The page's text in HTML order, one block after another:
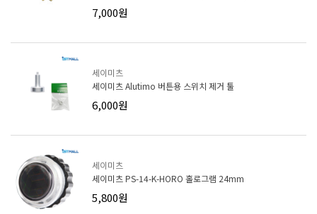
7,000원
세이미츠
세이미츠 Alutimo 버튼용 스위치 제거 툴
6,000원
세이미츠
세이미츠 PS-14-K-HORO 홀로그램 24mm
5,800원